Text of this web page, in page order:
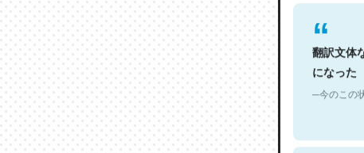
翻訳文体
になった
─今のこの